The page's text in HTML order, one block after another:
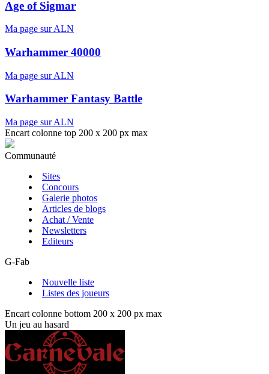
Age of Sigmar
Ma page sur ALN
Warhammer 40000
Ma page sur ALN
Warhammer Fantasy Battle
Ma page sur ALN
Encart colonne top 200 x 200 px max
Communauté
Sites
Concours
Galerie photos
Articles de blogs
Achat / Vente
Newsletters
Editeurs
G-Fab
Nouvelle liste
Listes des joueurs
Encart colonne bottom 200 x 200 px max
Un jeu au hasard